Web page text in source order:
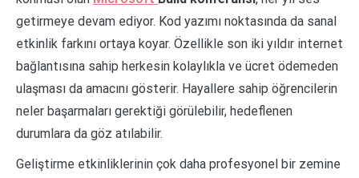
getirmeye devam ediyor. Kod yazımı noktasında da sanal
etkinlik farkını ortaya koyar. Özellikle son iki yıldır internet
bağlantısına sahip herkesin kolaylıkla ve ücret ödemeden
ulaşması da amacını gösterir. Hayallere sahip öğrencilerin
neler başarmaları gerektiği görülebilir, hedeflenen
durumlara da göz atılabilir.
Geliştirme etkinliklerinin çok daha profesyonel bir zemine